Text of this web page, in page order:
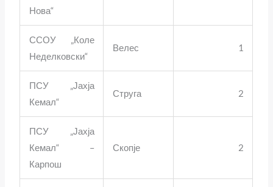
Нова“
ССОУ „Коле
Неделковски“
Велес 1
ПСУ „Јахја
Кемал“
Струга 2
ПСУ „Јахја
Кемал“ –
Карпош
Скопје 2